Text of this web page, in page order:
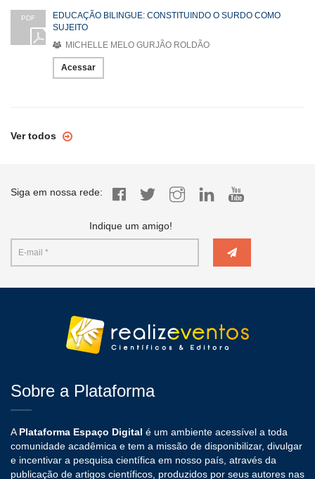
PDF
EDUCAÇÃO BILINGUE: CONSTITUINDO O SURDO COMO
SUJEITO
MICHELLE MELO GURJÃO ROLDÃO
Acessar
Ver todos
Siga em nossa rede:
Indique um amigo!
Sobre a Plataforma
A Plataforma Espaço Digital é um ambiente acessível a toda
comunidade acadêmica e tem a missão de disponibilizar, divulgar
e incentivar a pesquisa científica em nosso país, através da
publicação de artigos científicos, produzidos por seus autores nas